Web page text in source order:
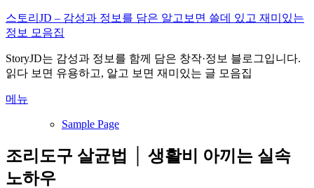
내
용
로
바
가
스토리JD – 감성과 정보를 담은 알고보면 쓸데 있고 재미있는
정보 모음집
StoryJD는 감성과 정보를 함께 담은 창작·정보 블로그입니다.
읽다 보면 유용하고, 알고 보면 재미있는 글 모음집
메뉴
Sample Page
조리도구 살균법 │ 생활비 아끼는 실속
노하우